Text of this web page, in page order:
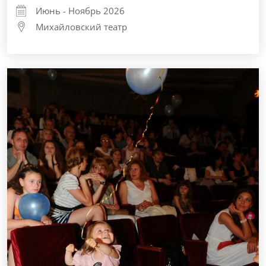
Июнь - Ноябрь 2026
Михайловский театр